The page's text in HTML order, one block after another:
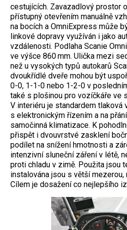
cestujících. Zavazadlový prostor
přístupný otevřením manuálně
na bocích a OmniExpress může
linkové dopravy využíván i jako
vzdálenosti. Podlaha Scanie
ve výšce 860 mm. Ulička mezi
než u vysokých typů autokarů
dvoukřídlé dveře mohou být
0-0, 1-1-0 nebo 1-2-0 v
také s plošinou pro vozíčkáře ve
V interiéru je standardem tlaková
s elektronickým řízením a na
samočinná klimatizace. K
přispět i dvouvrstvé zasklení
podílet na snížení hmotnosti a
intenzivní sluneční záření v létě,
proti chladu v zimě. Použita jsou
instalována jsou s větší mezerou,
Cílem je dosažení co nejlepšího